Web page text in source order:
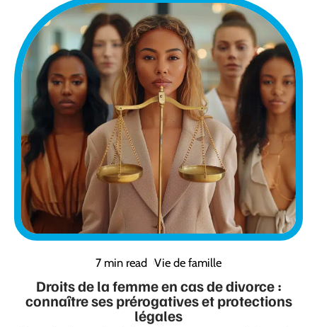
7 min read Vie de famille
Droits de la femme en cas de divorce :
connaître ses prérogatives et protections
légales